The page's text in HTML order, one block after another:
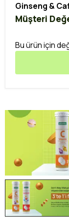
Ginseng &
Müşteri
Bu ürün için